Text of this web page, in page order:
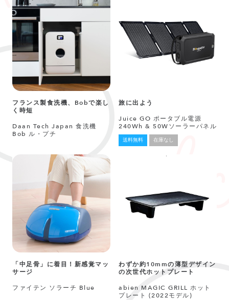
フランス製食洗機、Bobで楽し
く時短
Daan Tech Japan 食洗機
Bob ル・プチ
旅に出よう
Juice GO ポータブル電源
240Wh & 50Wソーラーパネル
送料無料 在庫なし
「中足骨」に着目！新感覚マッ
サージ
ファイテン ソラーチ Blue
わずか約10mmの薄型デザイン
の次世代ホットプレート
abien MAGIC GRILL ホット
プレート (2022モデル)